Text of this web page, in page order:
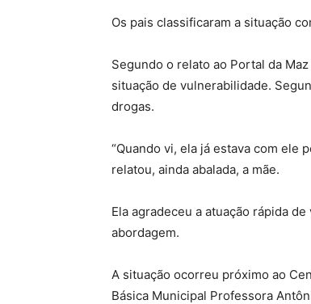
Os pais classificaram a situação
Segundo o relato ao Portal da
situação de vulnerabilidade.
drogas.
“Quando vi, ela já estava com ele
relatou, ainda abalada, a mãe.
Ela agradeceu a atuação rápida
abordagem.
A situação ocorreu próximo ao
Básica Municipal Professora